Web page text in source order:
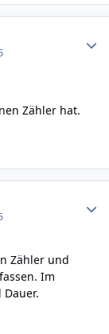
Zähler hat.
Zähler und
Im